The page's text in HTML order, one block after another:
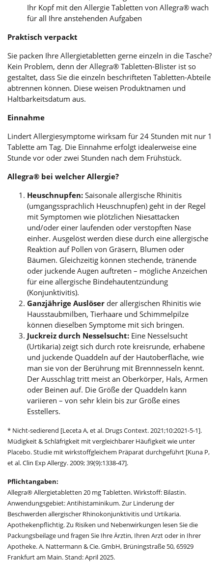
Ihr Kopf mit den Allergie Tabletten von Allegra® wach
für all Ihre anstehenden Aufgaben
Praktisch verpackt
Sie packen Ihre Allergietabletten gerne einzeln in die Tasche?
Kein Problem, denn der Allegra® Tabletten-Blister ist so
gestaltet, dass Sie die einzeln beschrifteten Tabletten-Abteile
abtrennen können. Diese weisen Produktnamen und
Haltbarkeitsdatum aus.
Einnahme
Lindert Allergiesymptome wirksam für 24 Stunden mit nur 1
Tablette am Tag. Die Einnahme erfolgt idealerweise eine
Stunde vor oder zwei Stunden nach dem Frühstück.
Allegra® bei welcher Allergie?
Heuschnupfen: Saisonale allergische Rhinitis
(umgangssprachlich Heuschnupfen) geht in der Regel
mit Symptomen wie plötzlichen Niesattacken
und/oder einer laufenden oder verstopften Nase
einher. Ausgelöst werden diese durch eine allergische
Reaktion auf Pollen von Gräsern, Blumen oder
Bäumen. Gleichzeitig können stechende, tränende
oder juckende Augen auftreten – mögliche Anzeichen
für eine allergische Bindehautentzündung
(Konjunktivitis).
Ganzjährige Auslöser der allergischen Rhinitis wie
Hausstaubmilben, Tierhaare und Schimmelpilze
können dieselben Symptome mit sich bringen.
Juckreiz durch Nesselsucht: Eine Nesselsucht
(Urtikaria) zeigt sich durch rote kreisrunde, erhabene
und juckende Quaddeln auf der Hautoberfläche, wie
man sie von der Berührung mit Brennnesseln kennt.
Der Ausschlag tritt meist an Oberkörper, Hals, Armen
oder Beinen auf. Die Größe der Quaddeln kann
variieren – von sehr klein bis zur Größe eines
Esstellers.
* Nicht-sedierend [Leceta A, et al. Drugs Context. 2021;10:2021-5-1].
Müdigkeit & Schläfrigkeit mit vergleichbarer Häufigkeit wie unter
Placebo. Studie mit wirkstoffgleichem Präparat durchgeführt [Kuna P,
et al. Clin Exp Allergy. 2009; 39(9):1338-47].
Pflichtangaben:
Allegra® Allergietabletten 20 mg Tabletten. Wirkstoff: Bilastin.
Anwendungsgebiet: Antihistaminikum. Zur Linderung der
Beschwerden allergischer Rhinokonjunktivitis und Urtikaria.
Apothekenpflichtig. Zu Risiken und Nebenwirkungen lesen Sie die
Packungsbeilage und fragen Sie Ihre Ärztin, Ihren Arzt oder in Ihrer
Apotheke. A. Nattermann & Cie. GmbH, Brüningstraße 50, 65929
Frankfurt am Main. Stand: April 2025.